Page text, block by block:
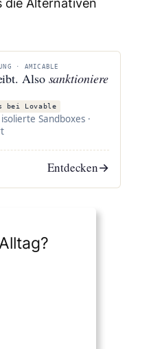
· AMICABLE
Also sanktioniere
bei Lovable
Sandboxes ·
Entdecken→